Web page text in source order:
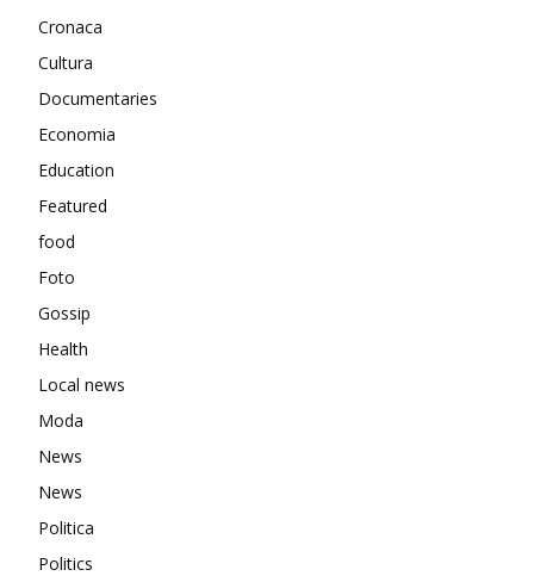
Cronaca
Cultura
Documentaries
Economia
Education
Featured
food
Foto
Gossip
Health
Local news
Moda
News
News
Politica
Politics